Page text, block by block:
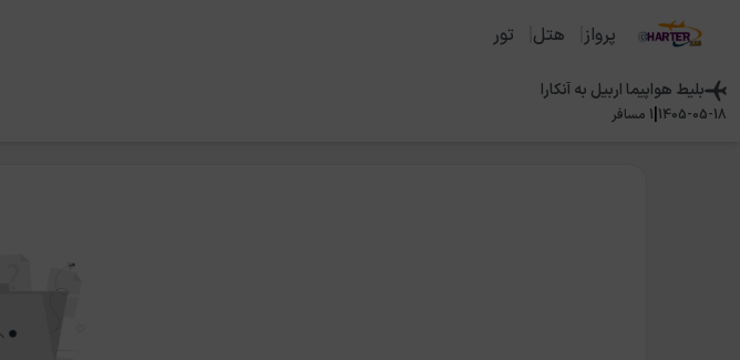
پرواز هتل تور
بلیط هواپیمااربیل بهآنکارا
1405-05-18
|
1 مسافر